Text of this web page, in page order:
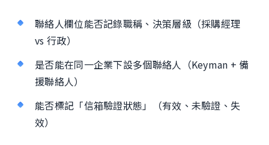
聯絡人欄位能否記錄職稱、決策層級（採購經理
vs 行政）
是否能在同一企業下設多個聯絡人（Keyman + 備
援聯絡人）
能否標記「信箱驗證狀態」（有效、未驗證、失
效）